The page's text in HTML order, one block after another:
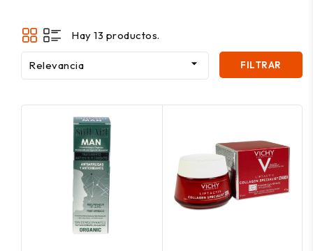
Hay 13 productos.
Relevancia  FILTRAR